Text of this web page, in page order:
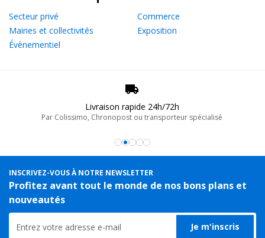
Secteur privé
Commerce
Mairies et collectivités
Exposition
Évènementiel
Livraison rapide 24h/72h
Par Colissimo, Chronopost ou transporteur spécialisé
INSCRIVEZ-VOUS À NOTRE NEWSLETTER
Profitez avant tout le monde de nos bons plans et
nouveautés
Je m'inscris